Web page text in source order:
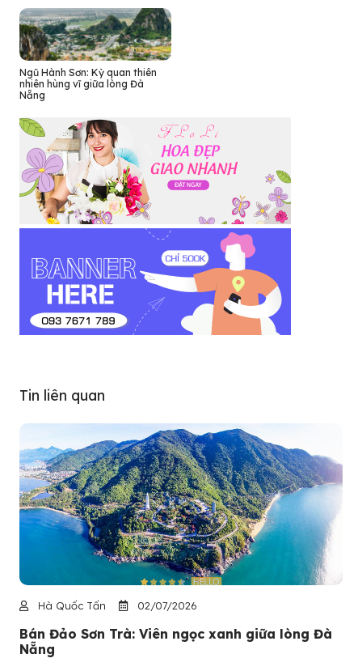
Ngũ Hành Sơn: Kỳ quan thiên
nhiên hùng vĩ giữa lòng Đà
Nẵng
Tin liên quan
Hà Quốc Tấn 02/07/2026
Bán Đảo Sơn Trà: Viên ngọc xanh giữa lòng Đà
Nẵng